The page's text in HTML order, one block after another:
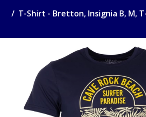
T-Shirt - Bretton, Insignia B, M,